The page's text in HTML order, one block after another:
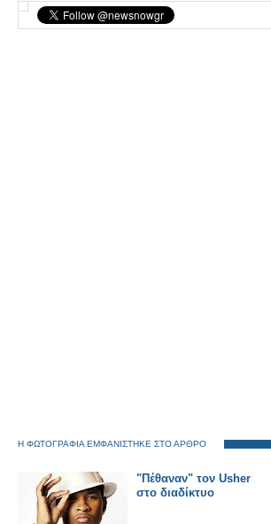
Η ΦΩΤΟΓΡΑΦΙΑ ΕΜΦΑΝΙΣΤΗΚΕ ΣΤΟ ΑΡΘΡΟ
"Πέθαναν" τον Usher
στο διαδίκτυο